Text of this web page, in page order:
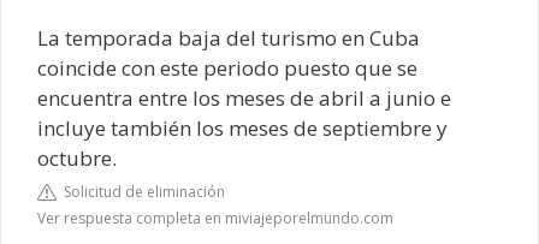
La temporada baja del turismo en Cuba
coincide con este periodo puesto que se
encuentra entre los meses de abril a junio e
incluye también los meses de septiembre y
octubre.
Solicitud de eliminación
Ver respuesta completa en miviajeporelmundo.com